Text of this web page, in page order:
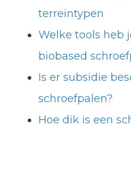
terreintypen
Welke tools heb
biobased
Is er subsidie
schroefpalen?
Hoe dik is een